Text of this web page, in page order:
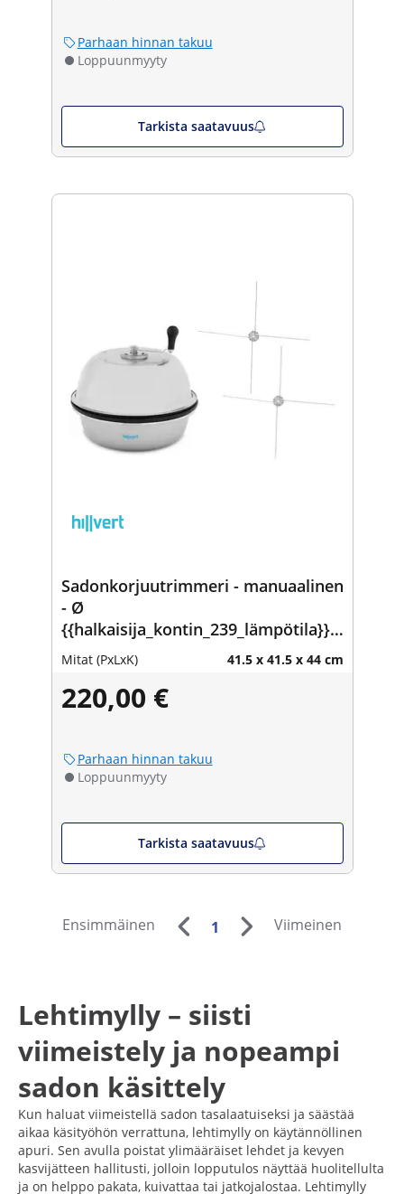
Parhaan hinnan takuu
Loppuunmyyty
Tarkista saatavuus
Sadonkorjuutrimmeri - manuaalinen
- Ø
{{halkaisija_kontin_239_lämpötila}}
mm
Mitat (PxLxK) 41.5 x 41.5 x 44 cm
220,00 €
Parhaan hinnan takuu
Loppuunmyyty
Tarkista saatavuus
Ensimmäinen 1 Viimeinen
Lehtimylly – siisti
viimeistely ja nopeampi
sadon käsittely
Kun haluat viimeistellä sadon tasalaatuiseksi ja säästää
aikaa käsityöhön verrattuna, lehtimylly on käytännöllinen
apuri. Sen avulla poistat ylimääräiset lehdet ja kevyen
kasvijätteen hallitusti, jolloin lopputulos näyttää huolitellulta
ja on helppo pakata, kuivattaa tai jatkojalostaa. Lehtimylly